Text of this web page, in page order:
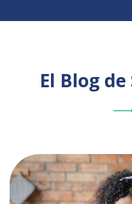
El Blogde